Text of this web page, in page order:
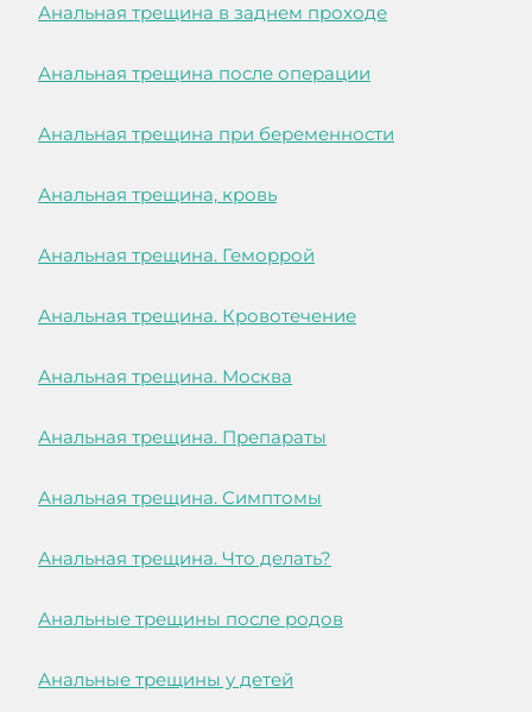
Анальная трещина в заднем проходе
Анальная трещина после операции
Анальная трещина при беременности
Анальная трещина, кровь
Анальная трещина. Геморрой
Анальная трещина. Кровотечение
Анальная трещина. Москва
Анальная трещина. Препараты
Анальная трещина. Симптомы
Анальная трещина. Что делать?
Анальные трещины после родов
Анальные трещины у детей